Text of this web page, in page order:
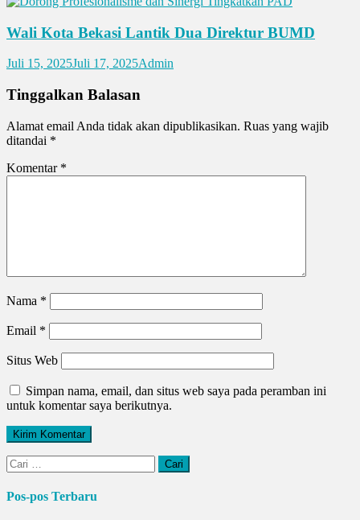
Wali Kota Bekasi Lantik Dua Direktur BUMD
Juli 15, 2025Juli 17, 2025Admin
Tinggalkan Balasan
Alamat email Anda tidak akan dipublikasikan. Ruas yang wajib
ditandai *
Komentar *
Nama *
Email *
Situs Web
Simpan nama, email, dan situs web saya pada peramban ini
untuk komentar saya berikutnya.
Cari
untuk:
Pos-pos Terbaru